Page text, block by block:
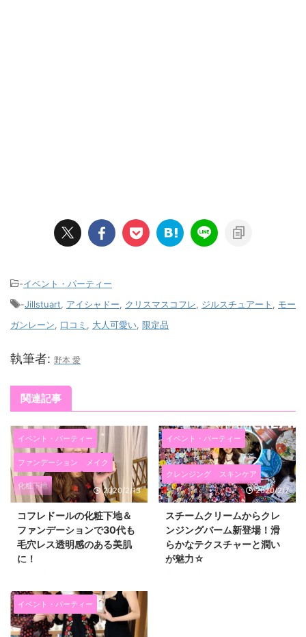
-イベント・パーティー
-Jillstuart, アイシャドー, クリスマスコフレ, ジルスチュアート , モー
ガンレーン, 口コミ , 大人可愛い, 限定品
執筆者: 野本 愛
関連記事
イベント・パーティー
ファンデーション メイク
化粧下地
2020/2/13
コフレドールの化粧下地＆
ファンデーションで30代も
毛穴レス透明感のある美肌
に！
ドール）主催の粉塾というイベン
トに参加してきました♪ ２月１６
日に発売される化粧下地 スキン
イリュージョンプライマーUVと
イベント・パーティー
クレンジング
スキンケア
2020/2/7
スチームクリームからクレ
ンジングバーム新登場！滑
らかなテクスチャーと潤い
が魅力☆
イベント・パーティー